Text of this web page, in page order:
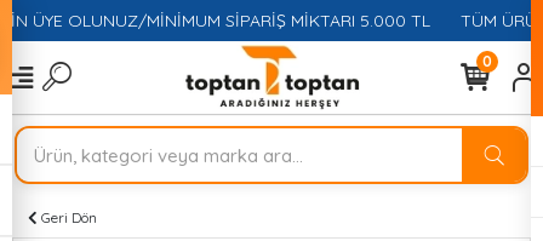
ÜYE OLUNUZ/MİNİMUM SİPARİŞ MİKTARI 5.000 TL TÜM
0
Geri Dön